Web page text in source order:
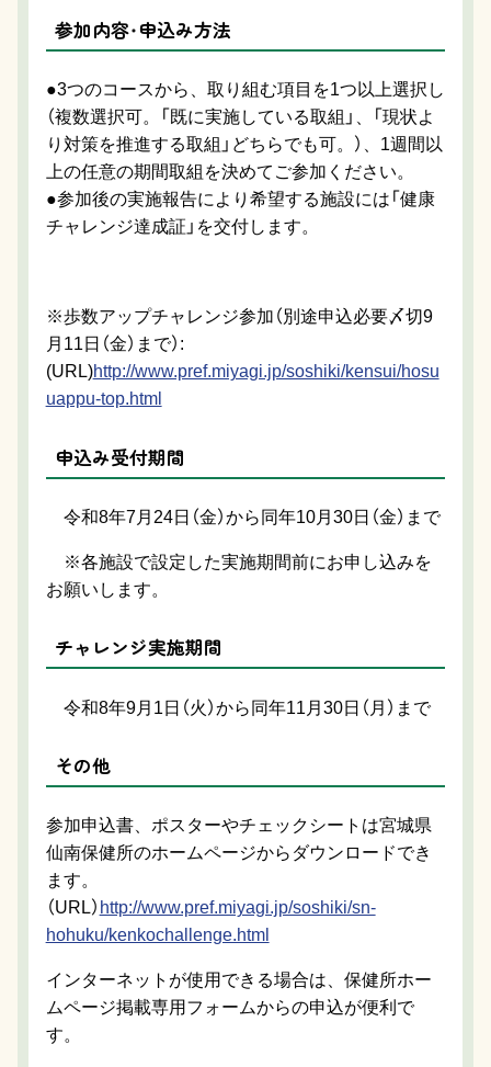
参加内容・申込み方法
●3つのコースから、取り組む項目を1つ以上選択し
（複数選択可。「既に実施している取組」、「現状よ
り対策を推進する取組」どちらでも可。）、1週間以
上の任意の期間取組を決めてご参加ください。
●参加後の実施報告により希望する施設には「健康
チャレンジ達成証」を交付します。
※歩数アップチャレンジ参加（別途申込必要〆切9
月11日（金）まで）:
(URL)http://www.pref.miyagi.jp/soshiki/kensui/hosu
uappu-top.html
申込み受付期間
令和8年7月24日（金）から同年10月30日（金）まで
※各施設で設定した実施期間前にお申し込みを
お願いします。
チャレンジ実施期間
令和8年9月1日（火）から同年11月30日（月）まで
その他
参加申込書、ポスターやチェックシートは宮城県
仙南保健所のホームページからダウンロードでき
ます。
（URL） http://www.pref.miyagi.jp/soshiki/sn-
hohuku/kenkochallenge.html
インターネットが使用できる場合は、保健所ホー
ムページ掲載専用フォームからの申込が便利で
す。